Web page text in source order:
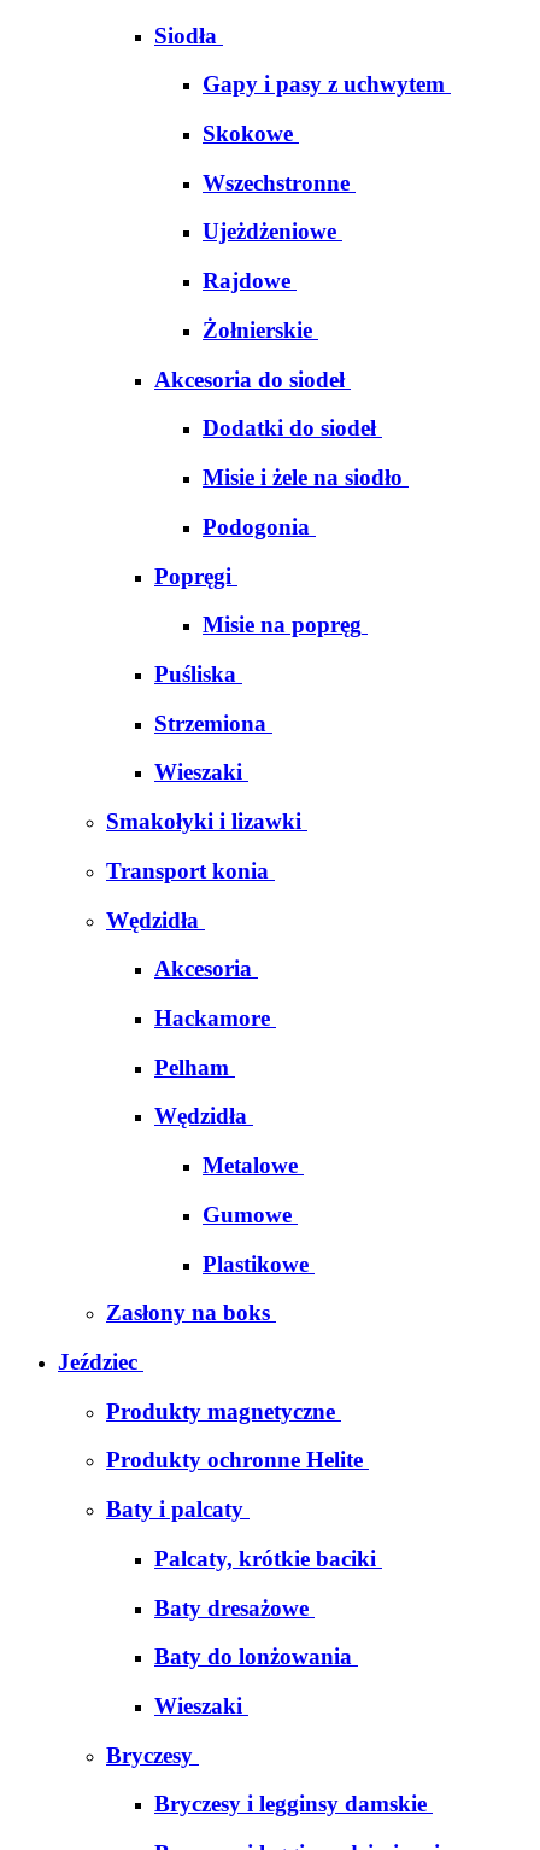
Siodła
Gapy i pasy z uchwytem
Skokowe
Wszechstronne
Ujeżdżeniowe
Rajdowe
Żołnierskie
Akcesoria do siodeł
Dodatki do siodeł
Misie i żele na siodło
Podogonia
Popręgi
Misie na popręg
Puśliska
Strzemiona
Wieszaki
Smakołyki i lizawki
Transport konia
Wędzidła
Akcesoria
Hackamore
Pelham
Wędzidła
Metalowe
Gumowe
Plastikowe
Zasłony na boks
Jeździec
Produkty magnetyczne
Produkty ochronne Helite
Baty i palcaty
Palcaty, krótkie baciki
Baty dresażowe
Baty do lonżowania
Wieszaki
Bryczesy
Bryczesy i legginsy damskie